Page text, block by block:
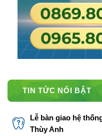
TIN TỨC NỔI BẬT
Lễ bàn giao hệ
Thùy Anh